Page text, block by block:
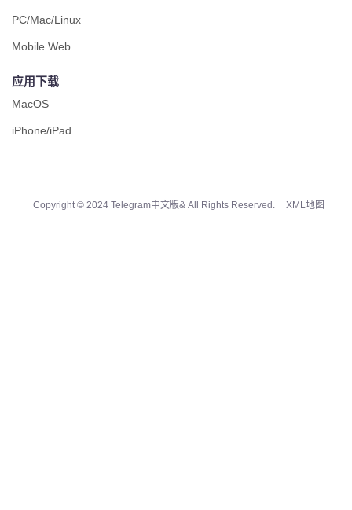
PC/Mac/Linux
Mobile Web
应用下载
MacOS
iPhone/iPad
Copyright © 2024 Telegram中文版& All Rights Reserved. XML地图